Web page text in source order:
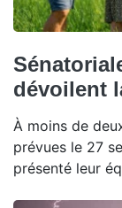
dévoilent
À moins de
prévues le 27
présenté leur